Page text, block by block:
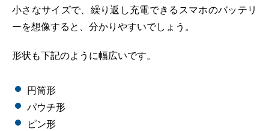
小さなサイズで、繰り返し充電できるスマホのバッテリ
ーを想像すると、分かりやすいでしょう。
形状も下記のように幅広いです。
円筒形
パウチ形
ピン形